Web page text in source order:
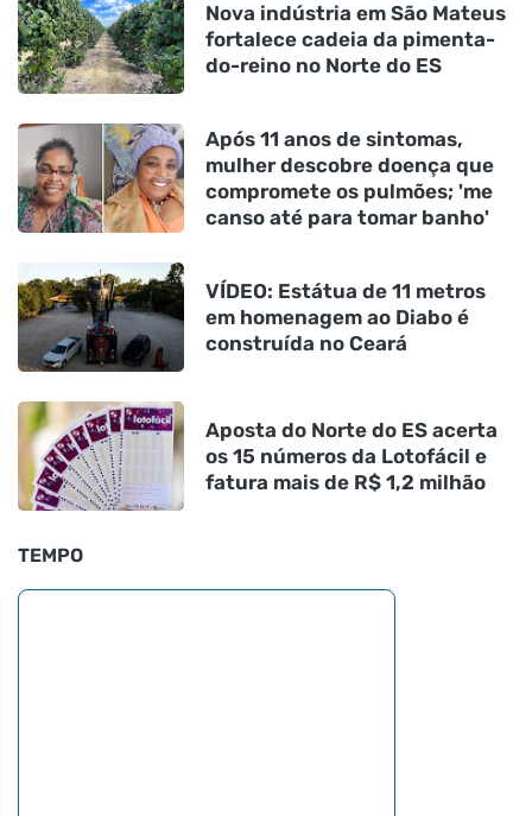
Nova indústria em São Mateus
fortalece cadeia da pimenta-
do-reino no Norte do ES
Após 11 anos de sintomas,
mulher descobre doença que
compromete os pulmões; 'me
canso até para tomar banho'
VÍDEO: Estátua de 11 metros
em homenagem ao Diabo é
construída no Ceará
Aposta do Norte do ES acerta
os 15 números da Lotofácil e
fatura mais de R$ 1,2 milhão
TEMPO